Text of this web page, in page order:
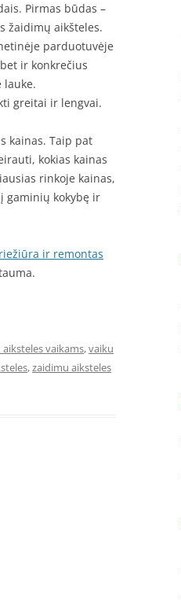
Pirmas būdas –
žaidimų aikšteles.
parduotuvėje
ir konkrečius
lauke.
greitai ir lengvai.
kainas. Taip pat
kokias kainas
rinkoje kainas,
gaminių kokybę ir
ir remontas
vaikams,vaiku
,zaidimu aiksteles